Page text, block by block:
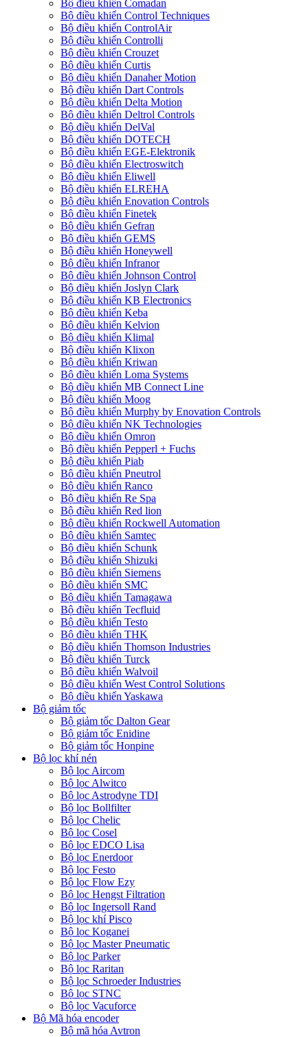
Bộ điều khiển Comadan
Bộ điều khiển Control Techniques
Bộ điều khiển ControlAir
Bộ điều khiển Controlli
Bộ điều khiển Crouzet
Bộ điều khiển Curtis
Bộ điều khiển Danaher Motion
Bộ điều khiển Dart Controls
Bộ điều khiển Delta Motion
Bộ điều khiển Deltrol Controls
Bộ điều khiển DelVal
Bộ điều khiển DOTECH
Bộ điều khiển EGE-Elektronik
Bộ điều khiển Electroswitch
Bộ điều khiển Eliwell
Bộ điều khiển ELREHA
Bộ điều khiển Enovation Controls
Bộ điều khiển Finetek
Bộ điều khiển Gefran
Bộ điều khiển GEMS
Bộ điều khiển Honeywell
Bộ điều khiển Infranor
Bộ điều khiển Johnson Control
Bộ điều khiển Joslyn Clark
Bộ điều khiển KB Electronics
Bộ điều khiển Keba
Bộ điều khiển Kelvion
Bộ điều khiển Klimal
Bộ điều khiển Klixon
Bộ điều khiển Kriwan
Bộ điều khiển Loma Systems
Bộ điều khiển MB Connect Line
Bộ điều khiển Moog
Bộ điều khiển Murphy by Enovation Controls
Bộ điều khiển NK Technologies
Bộ điều khiển Omron
Bộ điều khiển Pepperl + Fuchs
Bộ điều khiển Piab
Bộ điều khiển Pneutrol
Bộ điều khiển Ranco
Bộ điều khiển Re Spa
Bộ điều khiển Red lion
Bộ điều khiển Rockwell Automation
Bộ điều khiển Samtec
Bộ điều khiển Schunk
Bộ điều khiển Shizuki
Bộ điều khiển Siemens
Bộ điều khiển SMC
Bộ điều khiển Tamagawa
Bộ điều khiển Tecfluid
Bộ điều khiển Testo
Bộ điều khiển THK
Bộ điều khiển Thomson Industries
Bộ điều khiển Turck
Bộ điều khiển Walvoil
Bộ điều khiển West Control Solutions
Bộ điều khiển Yaskawa
Bộ giảm tốc
Bộ giảm tốc Dalton Gear
Bộ giảm tốc Enidine
Bộ giảm tốc Honpine
Bộ lọc khí nén
Bộ lọc Aircom
Bộ lọc Alwitco
Bộ lọc Astrodyne TDI
Bộ lọc Bollfilter
Bộ lọc Chelic
Bộ lọc Cosel
Bộ lọc EDCO Lisa
Bộ lọc Enerdoor
Bộ lọc Festo
Bộ lọc Flow Ezy
Bộ lọc Hengst Filtration
Bộ lọc Ingersoll Rand
Bộ lọc khí Pisco
Bộ lọc Koganei
Bộ lọc Master Pneumatic
Bộ lọc Parker
Bộ lọc Raritan
Bộ lọc Schroeder Industries
Bộ lọc STNC
Bộ lọc Vacuforce
Bộ Mã hóa encoder
Bộ mã hóa Avtron